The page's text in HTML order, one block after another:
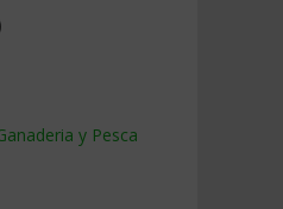
y Pesca